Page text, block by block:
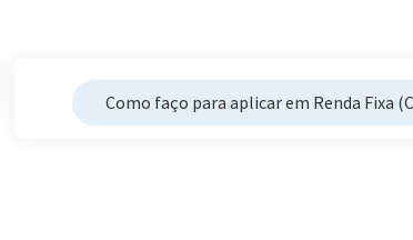
Como faço para aplicar em Renda Fixa